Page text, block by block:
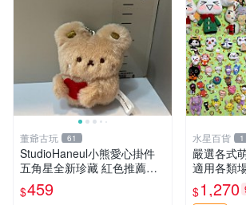
董爺古玩 61
StudioHaneul小熊愛心掛件
五角星全新珍藏 紅色推薦收
藏 玩具掛飾 掛件 新品
$459
水星百貨 1
嚴選各式
適用各類
具、卡通
$1,270